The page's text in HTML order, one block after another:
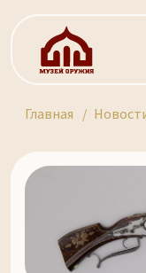
Главная